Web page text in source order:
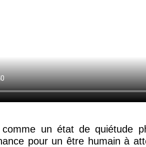
comme un état de quiétude
pour un être humain à